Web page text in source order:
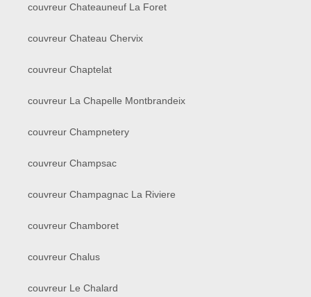
couvreur Chateauneuf La Foret
couvreur Chateau Chervix
couvreur Chaptelat
couvreur La Chapelle Montbrandeix
couvreur Champnetery
couvreur Champsac
couvreur Champagnac La Riviere
couvreur Chamboret
couvreur Chalus
couvreur Le Chalard